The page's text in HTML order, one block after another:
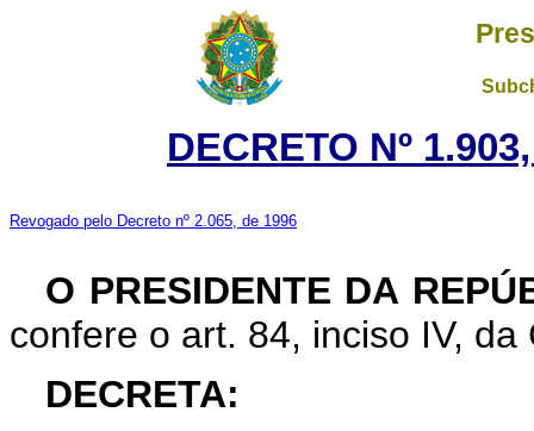
DECRETO Nº
Revogado pelo Decreto nº 2.065, de 1996
O PRESIDENTE DA
confere o art. 84, inciso IV, da
DECRETA: